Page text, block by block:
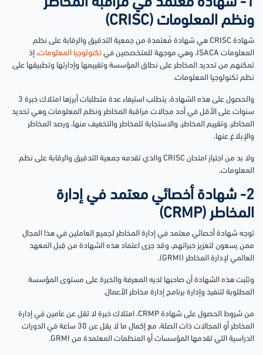
ونظم المعلومات (CRISC)
شهادة CRISC هي شهادة مُعتمدة من جمعية التدقيق والرقابة على نظم
المعلومات ISACA، وهي موجهة للمتخصصين في
تكنولوجيا المعلومات، إذ
تمكنهم من تحديد المخاطر على نطاق المؤسسة وتقييمها وإدارتها وتطبيقها على
نظم تكنولوجيا المعلومات.
والحصول على هذه الشهادة، يتطلب استيفاء عدة متطلبات أبرزها امتلاك خبرة 3
سنوات على الأقل في أحد مجالات مراقبة المخاطر ونظم المعلومات وهي تحديد
المخاطر، وتقييم المخاطر، والاستجابة للمخاطر والتخفيف منها، ورصد المخاطر
والإبلاغ عنها.
ولا بد من اجتياز امتحان CRISC والذي تقدمه جمعية التدقيق والرقابة على نظم
المعلومات.
2- شهادة أخصائي معتمد في إدارة
المخاطر (CRMP)
توجه شهادة أخصائي معتمد في إدارة المخاطر لجميع العاملين في هذا المجال
ممن يسعون لتعزيز خبراتهم، وقد جرى اعتماد هذه الشهادة من قِبل المعهد
العالمي لإدارة المخاطر (GRMI).
وتثبت هذه الشهادة أن صاحبها لديه المعرفة والخبرة على مستوى المؤسسة
المطلوبة لتنفيذ وإدارة برنامج إدارة مخاطر الأعمال.
من شروط الحصول على شهادة CRMP، امتلاك خبرة لا تقل عن عامين في إدارة
المخاطر أو المجالات ذات الصلة، مع إكمال ما لا يقل عن 30 ساعة في الدورات
الدراسية التي تقدمها المؤسسات أو المنظمات المعتمدة من GRMI.